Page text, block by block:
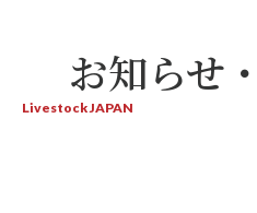
お知らせ
Livestock JAPAN